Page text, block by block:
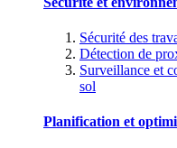
Sécurité des
Détection de
Surveillance et
sol
Planification et